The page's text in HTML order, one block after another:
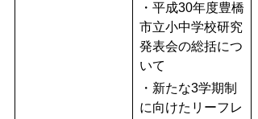
・平成30年度豊橋
市立小中学校研究
発表会の総括につ
いて
・新たな3学期制
に向けたリーフレ